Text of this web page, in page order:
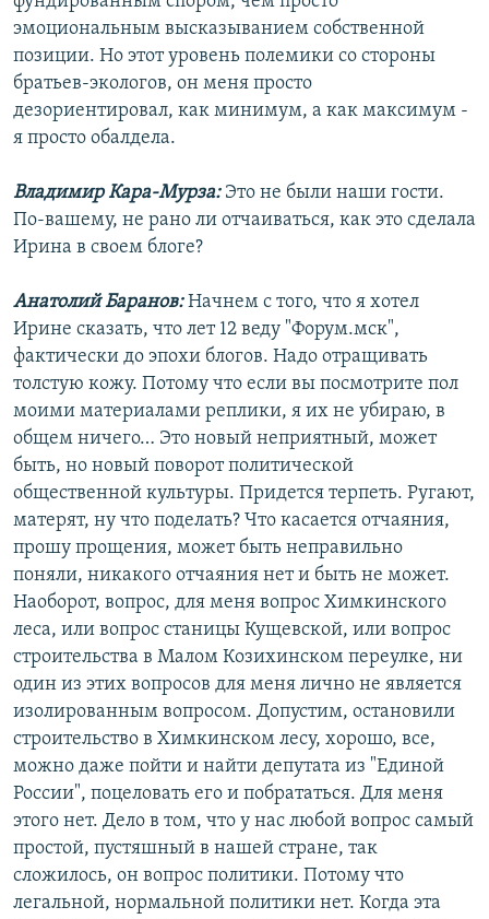
эмоциональным высказыванием собственной
позиции. Но этот уровень полемики со стороны
братьев-экологов, он меня просто
дезориентировал, как минимум, а как максимум -
я просто обалдела.
Владимир Кара-Мурза: Это не были наши гости.
По-вашему, не рано ли отчаиваться, как это сделала
Ирина в своем блоге?
Анатолий Баранов:Начнем с того, что я хотел
Ирине сказать, что лет 12 веду "Форум.мск",
фактически до эпохи блогов. Надо отращивать
толстую кожу. Потому что если вы посмотрите пол
моими материалами реплики, я их не убираю, в
общем ничего… Это новый неприятный, может
быть, но новый поворот политической
общественной культуры. Придется терпеть. Ругают,
матерят, ну что поделать? Что касается отчаяния,
прошу прощения, может быть неправильно
поняли, никакого отчаяния нет и быть не может.
Наоборот, вопрос, для меня вопрос Химкинского
леса, или вопрос станицы Кущевской, или вопрос
строительства в Малом Козихинском переулке, ни
один из этих вопросов для меня лично не является
изолированным вопросом. Допустим, остановили
строительство в Химкинском лесу, хорошо, все,
можно даже пойти и найти депутата из "Единой
России", поцеловать его и побрататься. Для меня
этого нет. Дело в том, что у нас любой вопрос самый
простой, пустяшный в нашей стране, так
сложилось, он вопрос политики. Потому что
легальной, нормальной политики нет. Когда эта